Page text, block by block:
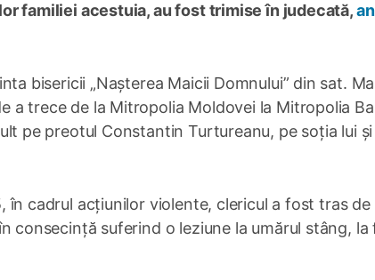
familiei acestuia, au fost trimise în judecată,
bisericii „Nașterea Maicii Domnului” din sat.
a trece de la Mitropolia Moldovei la Mitropolia
pe preotul Constantin Turtureanu, pe soția lui
în cadrul acțiunilor violente, clericul a fost tras de
consecință suferind o leziune la umărul stâng, la